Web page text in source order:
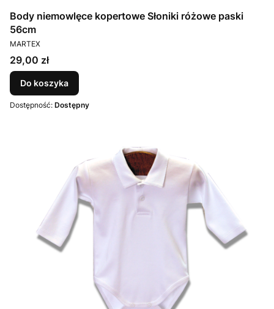
Body niemowlęce kopertowe Słoniki różowe paski
56cm
PRODUCENT
MARTEX
Cena
29,00 zł
Do koszyka
Dostępność: Dostępny